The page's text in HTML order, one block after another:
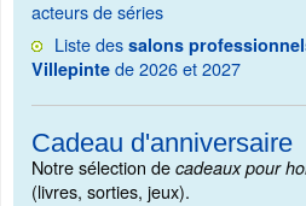
acteurs de séries
Liste des salons
Villepinte de 2026 et 2027
Cadeau d'anniversaire
Notre sélection de cadeaux pour
(livres, sorties, jeux).